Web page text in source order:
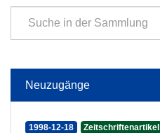
Neuzugänge
1998-12-18 Zeitschriftenartikel